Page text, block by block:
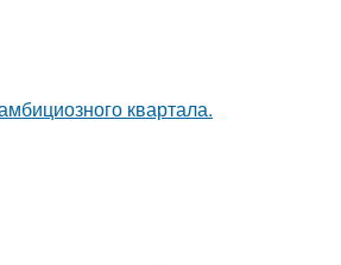
квартала.